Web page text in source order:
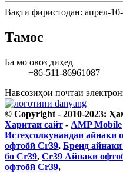
Вақти фиристодан: апрел-
Тамос
Ба мо овоз диҳед
+86-511-86961087
Навсозиҳои почтаи
© Copyright - 2010-2023:
Харитаи сайт - AMP Mobile
Истеҳсолкунандаи айнаки
офтобӣ Cr39, Бренд
бо Cr39, Cr39 Айнаки
офтобӣ Cr39,